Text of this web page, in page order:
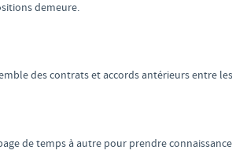
demeure.
des contrats et accords antérieurs entre
de temps à autre pour prendre